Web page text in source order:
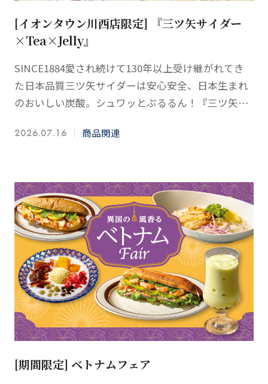
[イオンタウン川西店限定] 『三ツ矢サイダー
×Tea×Jelly』
SINCE1884愛され続けて130年以上受け継がれてき
た日本品質三ツ矢サイダーは安心安全、日本生まれ
のおいしい炭酸。シュワッとぷるるん！『三ツ矢サ
2026.07.16 商品関連
[期間限定] ベトナムフェア